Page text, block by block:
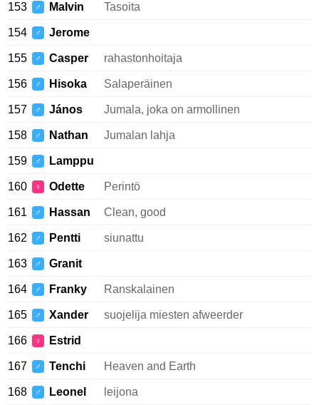
153 ♂ Malvin Tasoita
154 ♂ Jerome
155 ♂ Casper rahastonhoitaja
156 ♂ Hisoka Salaperäinen
157 ♂ János Jumala, joka on armollinen
158 ♂ Nathan Jumalan lahja
159 ♂ Lamppu
160 ♀ Odette Perintö
161 ♂ Hassan Clean, good
162 ♂ Pentti siunattu
163 ♂ Granit
164 ♂ Franky Ranskalainen
165 ♂ Xander suojelija miesten afweerder
166 ♀ Estrid
167 ♂ Tenchi Heaven and Earth
168 ♂ Leonel leijona